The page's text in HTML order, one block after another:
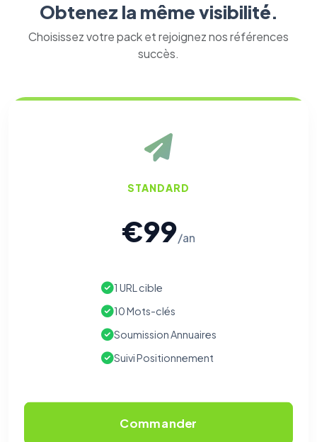
Obtenez la même visibilité.
Choisissez votre pack et rejoignez nos références
succès.
STANDARD
€99/an
1 URL cible
10 Mots-clés
Soumission Annuaires
Suivi Positionnement
Commander
Cookies essentiels
Nécessaires au fonctionnement du site : session, sécurité,
Cookies analytiques